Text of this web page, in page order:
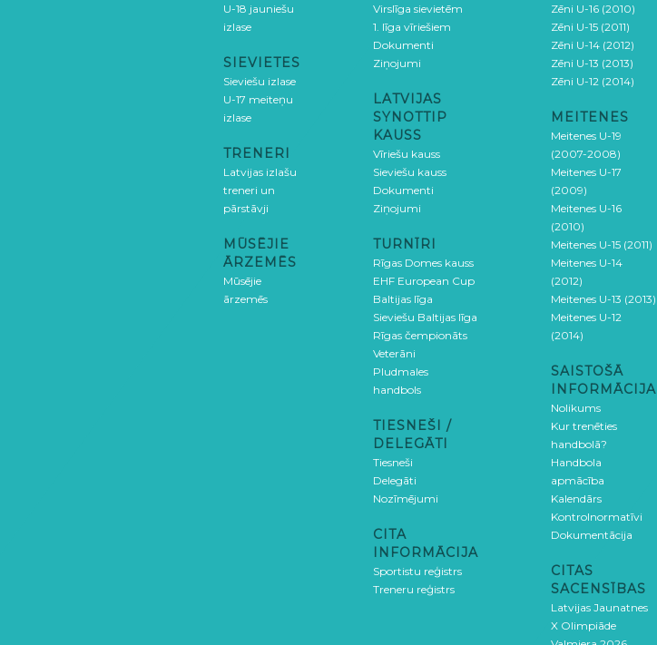
U-18 jauniešu
izlase
SIEVIETES
Sieviešu izlase
U-17 meiteņu
izlase
TRENERI
Latvijas izlašu
treneri un
pārstāvji
MŪSĒJIE
ĀRZEMĒS
Mūsējie
ārzemēs
Virslīga sievietēm
1. līga vīriešiem
Dokumenti
Ziņojumi
LATVIJAS
SYNOTTIP
KAUSS
Vīriešu kauss
Sieviešu kauss
Dokumenti
Ziņojumi
TURNĪRI
Rīgas Domes kauss
EHF European Cup
Baltijas līga
Sieviešu Baltijas līga
Rīgas čempionāts
Veterāni
Pludmales
handbols
TIESNEŠI /
DELEGĀTI
Tiesneši
Delegāti
Nozīmējumi
CITA
INFORMĀCIJA
Sportistu reģistrs
Treneru reģistrs
Zēni U-16 (2010)
Zēni U-15 (2011)
Zēni U-14 (2012)
Zēni U-13 (2013)
Zēni U-12 (2014)
MEITENES
Meitenes U-19
(2007-2008)
Meitenes U-17
(2009)
Meitenes U-16
(2010)
Meitenes U-15 (2011)
Meitenes U-14
(2012)
Meitenes U-13 (2013)
Meitenes U-12
(2014)
SAISTOŠĀ
INFORMĀCIJA
Nolikums
Kur trenēties
handbolā?
Handbola
apmācība
Kalendārs
Kontrolnormatīvi
Dokumentācija
CITAS
SACENSĪBAS
Latvijas Jaunatnes
X Olimpiāde